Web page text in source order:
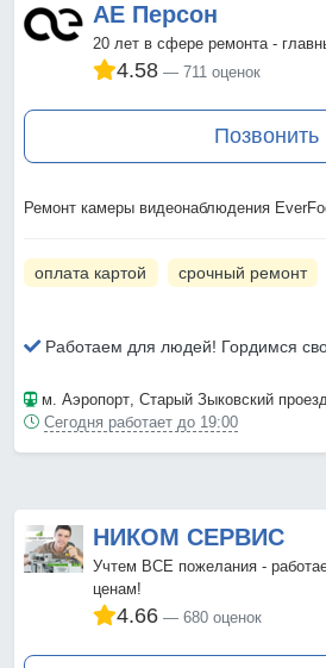
АЕ Персон
20 лет в сфере ремонта -
4.58 711 оценок
Позвонить
Ремонт камеры видеонаблюдения
оплата картой срочный ремонт
Работаем для людей! Гордимся
м. Аэропорт, Старый Зыковский
Сегодня работает до 19:00
НИКОМ СЕРВИС
Учтем ВСЕ пожелания -
ценам!
4.66 680 оценок